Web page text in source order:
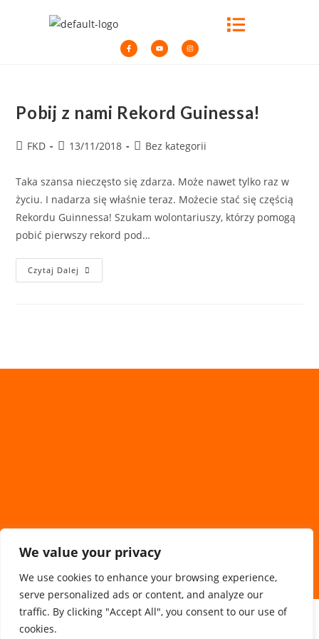
We value your privacy
We use cookies to enhance your browsing experience,
serve personalized ads or content, and analyze our
traffic. By clicking "Accept All", you consent to our use of
cookies.
Pobij z nami Rekord Guinessa!
FKD 13/11/2018 Bez kategorii
Taka szansa nieczęsto się zdarza. Może nawet tylko raz w
życiu. I nadarza się właśnie teraz. Możecie stać się częścią
Rekordu Guinnessa! Szukam wolontariuszy, którzy pomogą
pobić pierwszy rekord pod…
Czytaj Dalej
Sponsorzy/Współpraca